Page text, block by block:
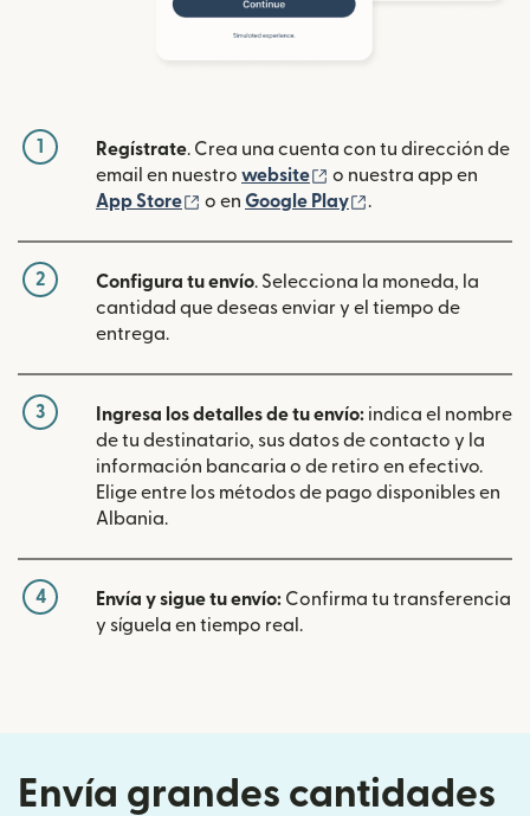
1 Regístrate. Crea una cuenta con tu dirección de
email en nuestro website (se abre en una
o nuestra app en
App Store
(se abre en una ventana nueva)
o en Google Play (se abre en una
.
2 Configura tu envío. Selecciona la moneda, la
cantidad que deseas enviar y el tiempo de
entrega.
3 Ingresa los detalles de tu envío: indica el nombre
de tu destinatario, sus datos de contacto y la
información bancaria o de retiro en efectivo.
Elige entre los métodos de pago disponibles en
Albania.
4 Envía y sigue tu envío: Confirma tu transferencia
y síguela en tiempo real.
Envía grandes cantidades